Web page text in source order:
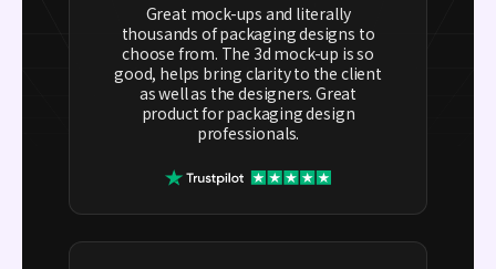
Great mock-ups and literally
thousands of packaging designs to
choose from. The 3d mock-up is so
good, helps bring clarity to the client
as well as the designers. Great
product for packaging design
professionals.